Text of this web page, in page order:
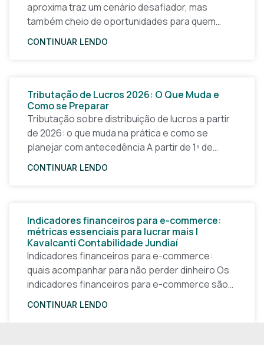
aproxima traz um cenário desafiador, mas
também cheio de oportunidades para quem
quer tirar uma ideia do papel e construir um
CONTINUAR LENDO
Tributação de Lucros 2026: O Que Muda e
Como se Preparar
Tributação sobre distribuição de lucros a partir
de 2026: o que muda na prática e como se
planejar com antecedência A partir de 1º de
janeiro de 2026, a forma
CONTINUAR LENDO
Indicadores financeiros para e-commerce:
métricas essenciais para lucrar mais |
Kavalcanti Contabilidade Jundiaí
Indicadores financeiros para e-commerce:
quais acompanhar para não perder dinheiro Os
indicadores financeiros para e-commerce são a
base de qualquer decisão inteligente em uma
CONTINUAR LENDO